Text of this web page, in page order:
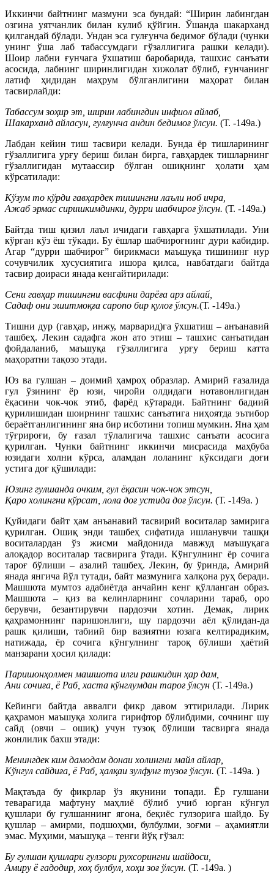
Иккинчи байтнинг мазмуни эса бундай: “Ширин лабингдан
озгина уятчанлик билан кулиб қўйгин. Ўшанда шакарханд
қилгандай бўлади. Ундан эса гулғунча бедимоғ бўлади (чунки
унинг ўша лаб табассумдаги гўзаллигига рашки келади).
Шоир лабни ғунчага ўхшатиш баробарида, ташхис санъати
асосида, лабнинг ширинлигидан хижолат бўлиб, ғунчанинг
латиф ҳидидан маҳрум бўлганлигини маҳорат билан
тасвирлайди:
Табассум зоҳир эт, ширин лабингдин инфиол айлаб,
Шакарханд айласун, гулғунча андин бедимоғ ўлсун. (Т. -149а.)
Лабдан кейин тиш тасвири келади. Бунда ёр тишларининг
гўзаллигига урғу бериш билан бирга, гавҳардек тишларнинг
гўзаллигидан мутаассир бўлган ошиқнинг ҳолати ҳам
кўрсатилади:
Кўзум то кўрди гавҳардек тишингни лаъли ноб ичра,
Ажаб эрмас сиришкимдинки, дурри шабчироғ ўлсун. (Т. -149а.)
Байтда тиш қизил лаъл ичидаги гавҳарга ўхшатилади. Уни
кўрган кўз ёш тўкади. Бу ёшлар шабчироғнинг дури кабидир.
Агар “дурри шабчироғ” бирикмаси маъшуқа тишининг нур
сочувчилик хусусиятига ишора қилса, навбатдаги байтда
тасвир доираси янада кенгайтирилади:
Сени гавҳар тишингни васфини дарёға арз айлай,
Садаф они эшитмоқға саропо бир қулоғ ўлсун.(Т. -149а.)
Тишни дур (гавҳар, инжу, марварид)га ўхшатиш – анъанавий
ташбеҳ. Лекин садафга жон ато этиш – ташхис санъатидан
фойдаланиб, маъшуқа гўзаллигига урғу бериш катта
маҳоратни тақозо этади.
Юз ва гулшан – доимий ҳамроҳ образлар. Амирий ғазалида
гул ўзининг ёр юзи, чиройи олдидаги нотавонлигидан
ёқасини чок-чок этиб, фарёд кўтаради. Байтнинг бадиий
қурилишидан шоирнинг ташхис санъатига ниҳоятда эътибор
бераётганлигининг яна бир исботини топиш мумкин. Яна ҳам
тўғрироғи, бу ғазал тўлалигича ташхис санъати асосига
қурилган. Чунки байтнинг иккинчи мисрасида маҳбуба
юзидаги холни кўрса, аламдан лоланинг кўксидаги доғи
устига доғ қўшилади:
Юзинг гулшанда очким, гул ёқасин чок-чок этсун,
Қаро холингни кўрсат, лола доғ устида доғ ўлсун. (Т. -149а. )
Қуйидаги байт ҳам анъанавий тасвирий воситалар замирига
қурилган. Ошиқ энди ташбеҳ сифатида ишланувчи ташқи
воситалардан ўз жисми майдонида мавжуд маъшуқага
алоқадор воситалар тасвирига ўтади. Кўнгулнинг ёр сочига
тароғ бўлиши – азалий ташбеҳ. Лекин, бу ўринда, Амирий
янада янгича йўл тутади, байт мазмунига халқона руҳ беради.
Машшота мумтоз адабиётда анчайин кенг қўлланган образ.
Машшота – қиз ва келинларнинг сочларини тараб, оро
берувчи, безантирувчи пардозчи хотин. Демак, лирик
қаҳрамоннинг паришонлиги, шу пардозчи аёл қўлидан-да
рашк қилиши, табиий бир вазиятни юзага келтирадиким,
натижада, ёр сочига кўнгулнинг тароқ бўлиши ҳаётий
манзарани ҳосил қилади:
Паришонҳолмен машшота илги рашкидин ҳар дам,
Ани сочиға, ё Раб, хаста кўнглумдан тароғ ўлсун (Т. -149а.)
Кейинги байтда аввалги фикр давом эттирилади. Лирик
қаҳрамон маъшуқа холига гирифтор бўлибдими, сочнинг шу
сайд (овчи – ошиқ) учун тузоқ бўлиши тасвирга янада
жонлилик бахш этади:
Менингдек ким дамодам донаи холингни майл айлар,
Кўнгул сайдиға, ё Раб, ҳалқаи зулфунг тузоғ ўлсун. (Т. -149а. )
Мақтаъда бу фикрлар ўз якунини топади. Ёр гулшани
теварагида мафтуну маҳлиё бўлиб учиб юрган кўнгул
қушлари бу гулшаннинг ягона, беқиёс гулзорига шайдо. Бу
қушлар – амирми, подшоҳми, булбулми, зоғми – аҳамиятли
эмас. Муҳими, маъшуқа – тенги йўқ гўзал:
Бу гулшан қушлари гулзори рухсорингни шайдоси,
Амиру ё гадодир, хоҳ булбул, хоҳи зоғ ўлсун. (Т. -149а. )